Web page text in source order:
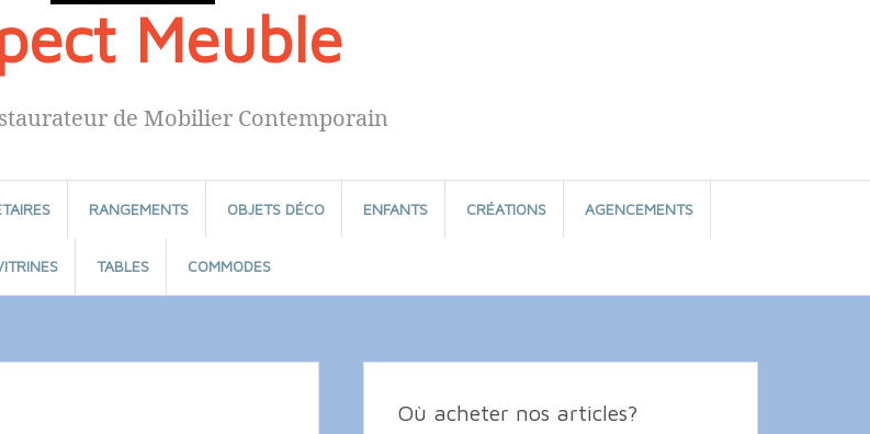
Meuble
de Mobilier Contemporain
RANGEMENTS OBJETS DÉCO ENFANTS CRÉATIONS AGENCEMENTS
TABLES COMMODES
Où acheter nos articles?